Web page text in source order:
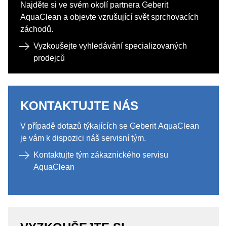
Najděte si ve svém okolí partnera Geberit
AquaClean a objevte vzrušující svět sprchovacích
záchodů.​
Vyzkoušejte vyhledávání specializovaných
prodejců​
KONTAKTUJTE NÁS​
V případě dotazů týkajících se Geberit AquaClean
je vám k dispozici náš servisní tým.
Kontaktujte tým zákaznického servisu
AquaClean